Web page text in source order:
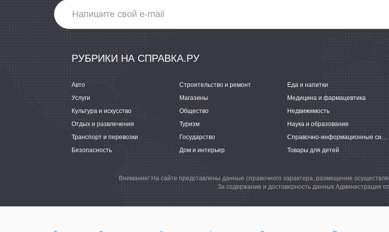
РУБРИКИ НА СПРАВКА.РУ
Авто Строительство и ремонт Еда и напитки
Услуги
Магазины Медицина и фармацевтика
Культура и искусство
Общество Недвижимость
Отдых и развлечения
Туризм Наука и образование
Транспорт и перевозки
Государство Справочно-информационные системы
Безопасность
Дом и интерьер Товары для детей
Внимание! На сайте представлены данные справочного характера, размещение
За содержание и достоверность данных Администрация